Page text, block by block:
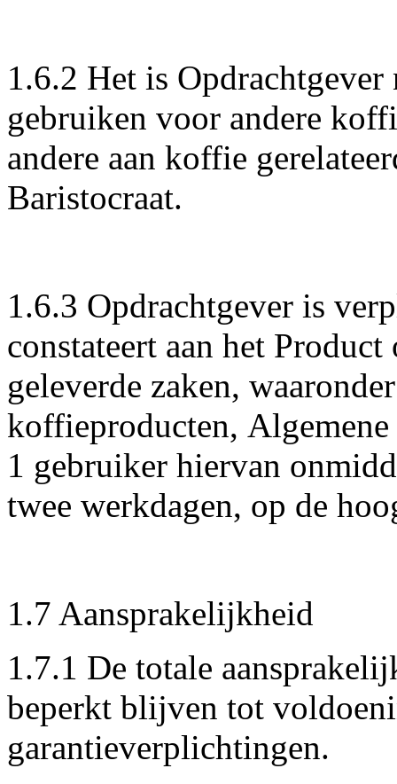
1.6.2 Het is
gebruiken voor andere
andere aan koffie
Baristocraat.
1.6.3 Opdrachtgever is
constateert aan het
geleverde zaken,
koffieproducten,
1 gebruiker hiervan
twee werkdagen, op de
1.7 Aansprakelijkheid
1.7.1 De totale
beperkt blijven tot
garantieverplichtingen.